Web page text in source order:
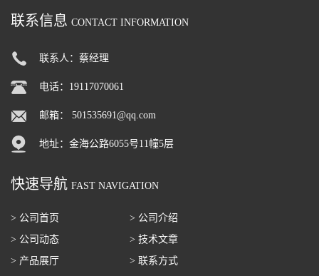
联系信息 CONTACT INFORMATION
联系人：蔡经理
电话：19117070061
邮箱： 501535691@qq.com
地址：金海公路6055号11幢5层
快速导航 FAST NAVIGATION
> 公司首页
> 公司介绍
> 公司动态
> 技术文章
> 产品展厅
> 联系方式